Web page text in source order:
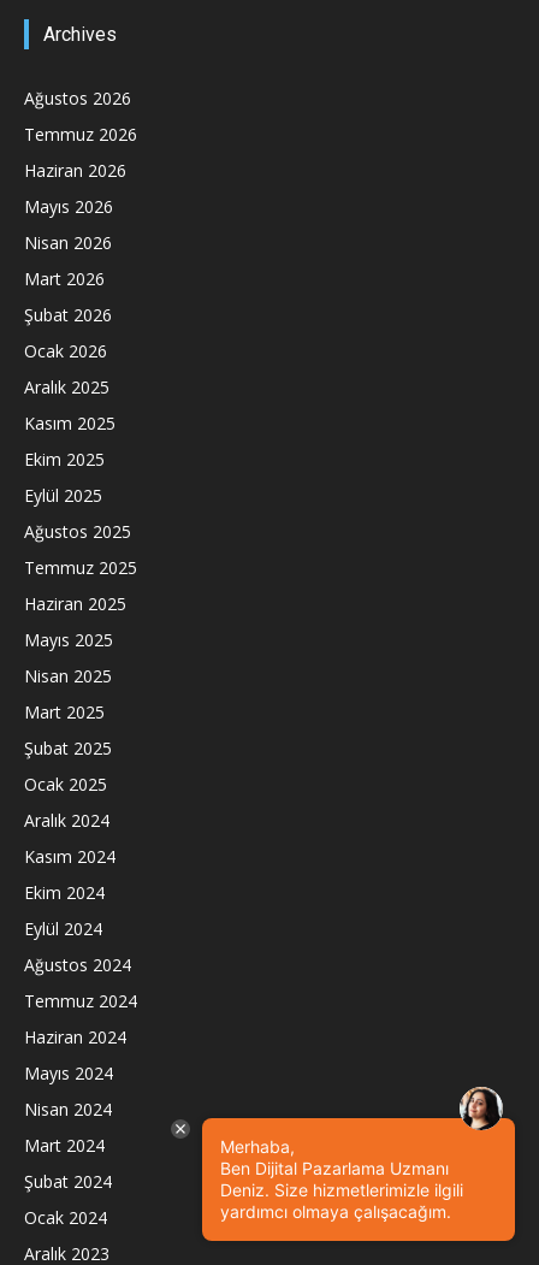
Archives
Ağustos 2026
Temmuz 2026
Haziran 2026
Mayıs 2026
Nisan 2026
Mart 2026
Şubat 2026
Ocak 2026
Aralık 2025
Kasım 2025
Ekim 2025
Eylül 2025
Ağustos 2025
Temmuz 2025
Haziran 2025
Mayıs 2025
Nisan 2025
Mart 2025
Şubat 2025
Ocak 2025
Aralık 2024
Kasım 2024
Ekim 2024
Eylül 2024
Ağustos 2024
Temmuz 2024
Haziran 2024
Mayıs 2024
Nisan 2024
Mart 2024
Şubat 2024
Ocak 2024
Aralık 2023
Merhaba,
Ben Dijital Pazarlama Uzmanı
Deniz. Size hizmetlerimizle ilgili
yardımcı olmaya çalışacağım.